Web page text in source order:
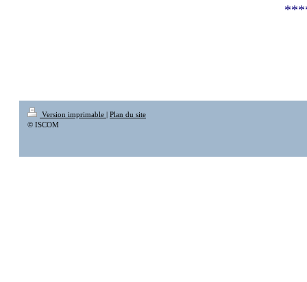
Version imprimable | Plan du site
© ISCOM